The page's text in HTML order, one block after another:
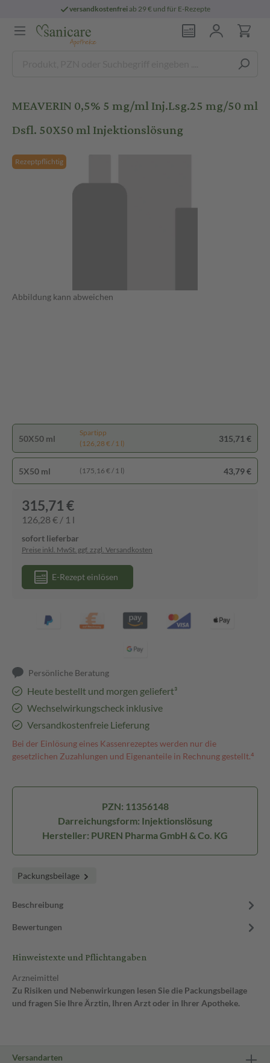
versandkostenfreiab 29 € und für E-Rezepte
MEAVERIN 0,5% 5 mg/ml Inj.Lsg.25 mg/50 ml
Dsfl. 50X50 ml Injektionslösung
Rezeptpflichtig
Abbildung kann abweichen
50X50 ml
Spartipp
(126,28 € / 1 l)
315,71 €
5X50 ml (175,16 € / 1 l) 43,79 €
315,71 €
126,28 € / 1 l
sofort lieferbar
Preise inkl. MwSt. ggf. zzgl. Versandkosten
E-Rezept einlösen
Persönliche Beratung
Heute bestellt und morgen geliefert³
Wechselwirkungscheck inklusive
Versandkostenfreie Lieferung
Bei der Einlösung eines Kassenrezeptes werden nur die
gesetzlichen Zuzahlungen und Eigenanteile in Rechnung gestellt.⁴
PZN: 11356148
Darreichungsform: Injektionslösung
Hersteller: PUREN Pharma GmbH & Co. KG
Packungsbeilage
Beschreibung
Bewertungen
Hinweistexte und Pflichtangaben
Arzneimittel
Zu Risiken und Nebenwirkungen lesen Sie die Packungsbeilage
und fragen Sie Ihre Ärztin, Ihren Arzt oder in Ihrer Apotheke.
Versandarten